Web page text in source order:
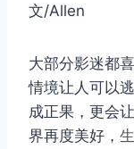
文/Allen
大部分影迷都
情境让人可以
成正果，更会
界再度美好，